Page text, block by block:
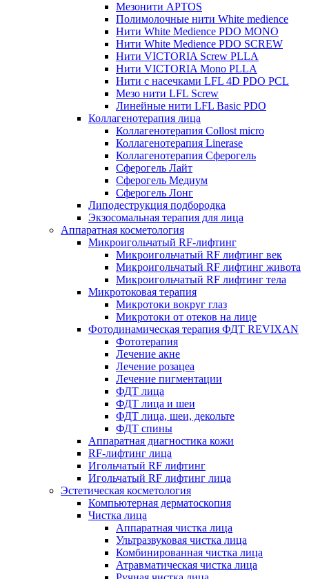
Мезонити APTOS
Полимолочные нити White medience
Нити White Medience PDO MONO
Нити White Medience PDO SCREW
Нити VICTORIA Screw PLLA
Нити VICTORIA Mono PLLA
Нити с насечками LFL 4D PDO PCL
Мезо нити LFL Screw
Линейные нити LFL Basic PDO
Коллагенотерапия лица
Коллагенотерапия Collost micro
Коллагенотерапия Linerase
Коллагенотерапия Сферогель
Сферогель Лайт
Сферогель Медиум
Сферогель Лонг
Липодеструкция подбородка
Экзосомальная терапия для лица
Аппаратная косметология
Микроигольчатый RF-лифтинг
Микроигольчатый RF лифтинг век
Микроигольчатый RF лифтинг живота
Микроигольчатый RF лифтинг тела
Микротоковая терапия
Микротоки вокруг глаз
Микротоки от отеков на лице
Фотодинамическая терапия ФДТ REVIXAN
Фототерапия
Лечение акне
Лечение розацеа
Лечение пигментации
ФДТ лица
ФДТ лица и шеи
ФДТ лица, шеи, декольте
ФДТ спины
Аппаратная диагностика кожи
RF-лифтинг лица
Игольчатый RF лифтинг
Игольчатый RF лифтинг лица
Эстетическая косметология
Компьютерная дерматоскопия
Чистка лица
Аппаратная чистка лица
Ультразвуковая чистка лица
Комбинированная чистка лица
Атравматическая чистка лица